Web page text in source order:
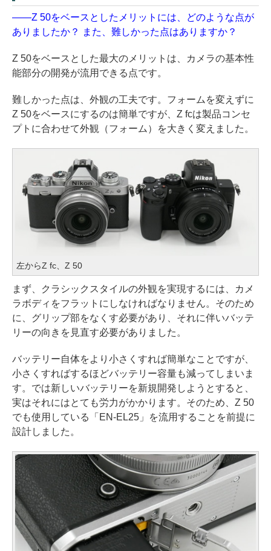
——Z 50をベースとしたメリットには、どのような点が
ありましたか？ また、難しかった点はありますか？
Z 50をベースとした最大のメリットは、カメラの基本性
能部分の開発が流用できる点です。
難しかった点は、外観の工夫です。フォームを変えずに
Z 50をベースにするのは簡単ですが、Z fcは製品コンセ
プトに合わせて外観（フォーム）を大きく変えました。
左からZ fc、Z 50
まず、クラシックスタイルの外観を実現するには、カメ
ラボディをフラットにしなければなりません。そのため
に、グリップ部をなくす必要があり、それに伴いバッテ
リーの向きを見直す必要がありました。
バッテリー自体をより小さくすれば簡単なことですが、
小さくすればするほどバッテリー容量も減ってしまいま
す。では新しいバッテリーを新規開発しようとすると、
実はそれにはとても労力がかかります。そのため、Z 50
でも使用している「EN-EL25」を流用することを前提に
設計しました。